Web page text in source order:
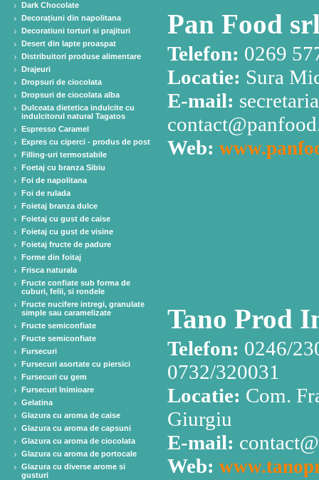
Dark Chocolate
Decorațiuni din napolitana
Decoratiuni torturi si prajituri
Desert din lapte proaspat
Distribuitori produse alimentare
Drajeuri
Dropsuri de ciocolata
Dropsuri de ciocolata alba
Dulceata dietetica indulcite cu
indulcitorul natural Tagatos
Espresso Caramel
Expres cu ciperci - produs de post
Filling-uri termostabile
Foetaj cu branza Sibiu
Foi de napolitana
Foi de rulada
Foietaj branza dulce
Foietaj cu gust de caise
Foietaj cu gust de visine
Foietaj fructe de padure
Forme din foitaj
Frisca naturala
Fructe confiate sub forma de
cuburi, felii, si rondele
Fructe nucifere intregi, granulate
simple sau caramelizate
Fructe semiconfiate
Fructe semiconfiate
Fursecuri
Fursecuri asortate cu piersici
Fursecuri cu gem
Fursecuri Inimioare
Gelatina
Glazura cu aroma de caise
Glazura cu aroma de capsuni
Glazura cu aroma de ciocolata
Glazura cu aroma de portocale
Glazura cu diverse arome si
gusturi
Pan Food
Telefon: 0269
Locatie: Sura
E-mail:
Web:
Tano Prod
Telefon: 0246/
0732/320031
Locatie: Com.
Giurgiu
E-mail:
Web: